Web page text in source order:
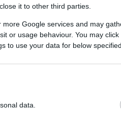
it to other third parties.
Google services and may
or usage behaviour. You may
to use your data for below
data.
με γκολ-
της ομάδας του (31').